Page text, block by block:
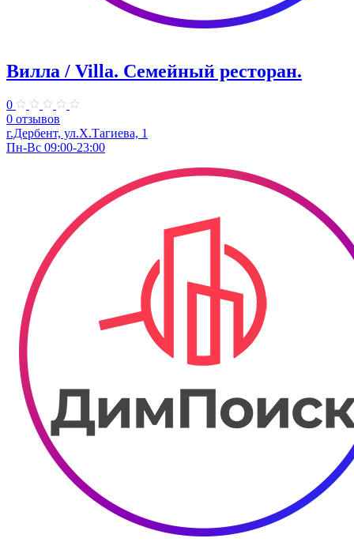
Вилла / Villa. Семейный ресторан.
0
0 отзывов
г.Дербент, ул.Х.Тагиева, 1
Пн-Вс 09:00-23:00